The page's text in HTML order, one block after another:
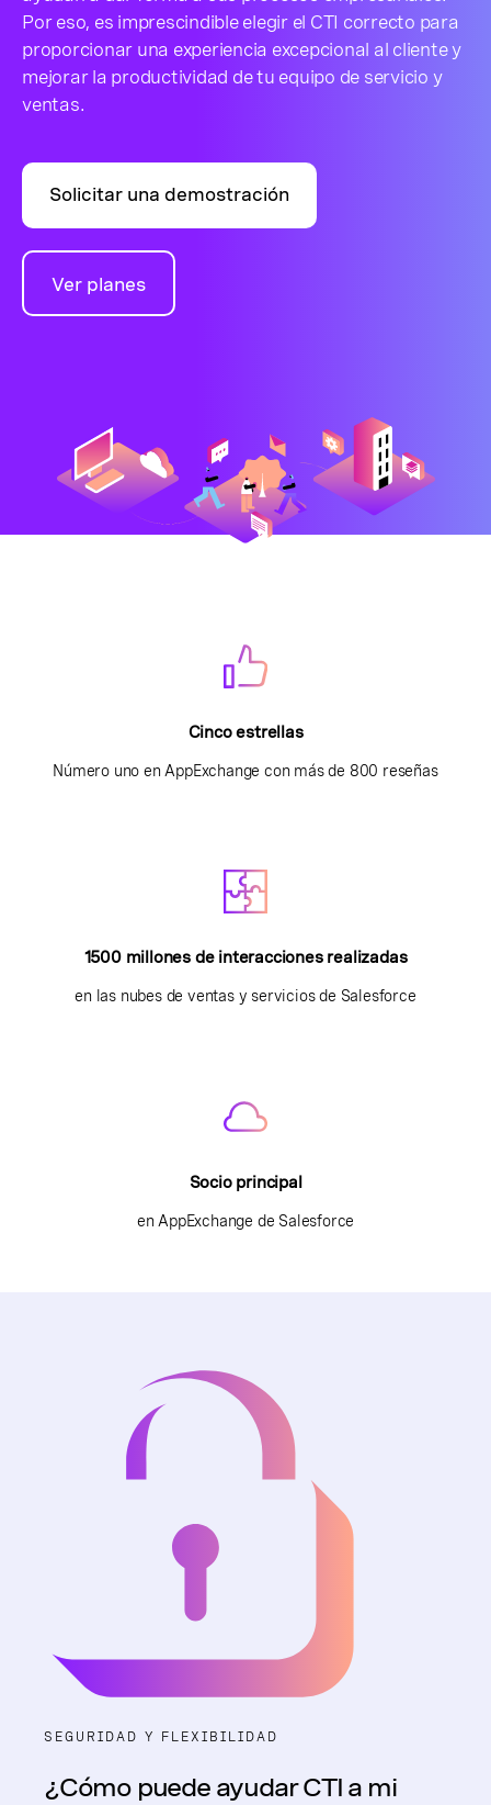
Por eso, es imprescindible elegir el CTI correcto para
proporcionar una experiencia excepcional al cliente y
mejorar la productividad de tu equipo de servicio y
ventas.
Solicitar una demostración
Ver planes
Cinco estrellas
Número uno en AppExchange con más de 800 reseñas
1500 millones de interacciones realizadas
en las nubes de ventas y servicios de Salesforce
Socio principal
en AppExchange de Salesforce
SEGURIDAD Y FLEXIBILIDAD
¿Cómo puede ayudar CTI a mi